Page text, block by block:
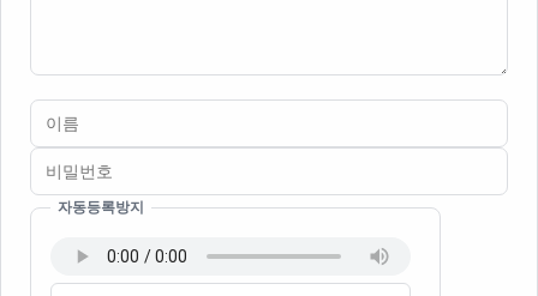
이름필수
비밀번호필수
자동등록방지